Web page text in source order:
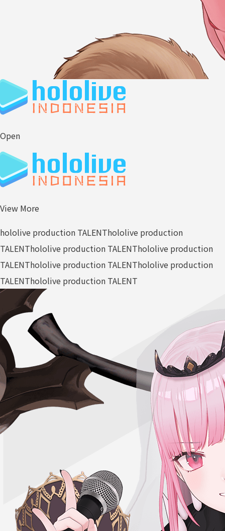
Open
View More
hololive production TALENThololive production
TALENThololive production TALENThololive production
TALENThololive production TALENThololive production
TALENThololive production TALENT